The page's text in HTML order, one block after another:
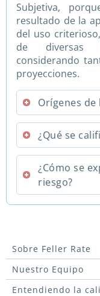
Subjetiva,
resultado de la
del uso
de diversas
considerando
proyecciones.
Orígenes
¿Qué se
¿Cómo se
riesgo?
Sobre Feller Rate
Nuestro Equipo
Entendiendo la